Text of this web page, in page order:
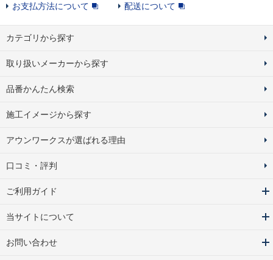
お支払方法について
配送について
カテゴリから探す
取り扱いメーカーから探す
品番かんたん検索
施工イメージから探す
アウンワークスが選ばれる理由
口コミ・評判
ご利用ガイド
当サイトについて
お問い合わせ